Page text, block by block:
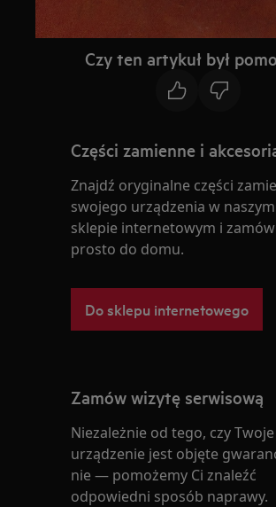
Czy ten artykuł był
Części zamienne i
Znajdź oryginalne części
swojego urządzenia w naszym
sklepie internetowym i
prosto do domu.
Do sklepu internetowego
Zamów wizytę serwisową
Niezależnie od tego, czy Twoje
urządzenie jest objęte
nie — pomożemy Ci znaleźć
odpowiedni sposób naprawy.